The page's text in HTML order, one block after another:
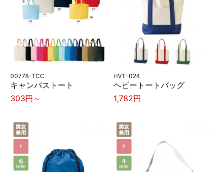
00778-TCC
キャンバストート
303円～
HVT-024
ヘビートートバッグ
1,782円